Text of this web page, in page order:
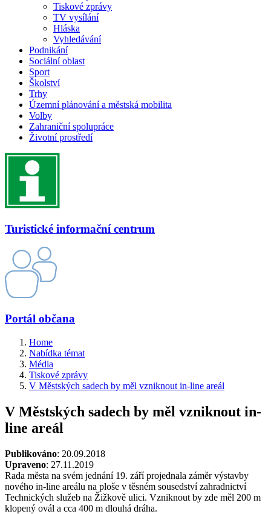
Tiskové zprávy
TV vysílání
Hláska
Vyhledávání
Podnikání
Sociální oblast
Sport
Školství
Trhy
Územní plánování a městská mobilita
Volby
Zahraniční spolupráce
Životní prostředí
Turistické informační centrum
Portál občana
Home
Nabídka témat
Média
Tiskové zprávy
V Městských sadech by měl vzniknout in-line areál
V Městských sadech by měl vzniknout in-
line areál
Publikováno: 20.09.2018
Upraveno: 27.11.2019
Rada města na svém jednání 19. září projednala záměr výstavby
nového in-line areálu na ploše v těsném sousedství zahradnictví
Technických služeb na Žižkově ulici. Vzniknout by zde měl 200 m
klopený ovál a cca 400 m dlouhá dráha.